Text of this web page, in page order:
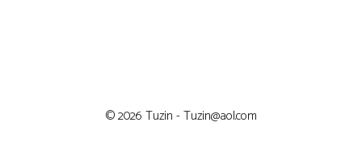
© 2026 Tuzin -Tuzin@aol.com